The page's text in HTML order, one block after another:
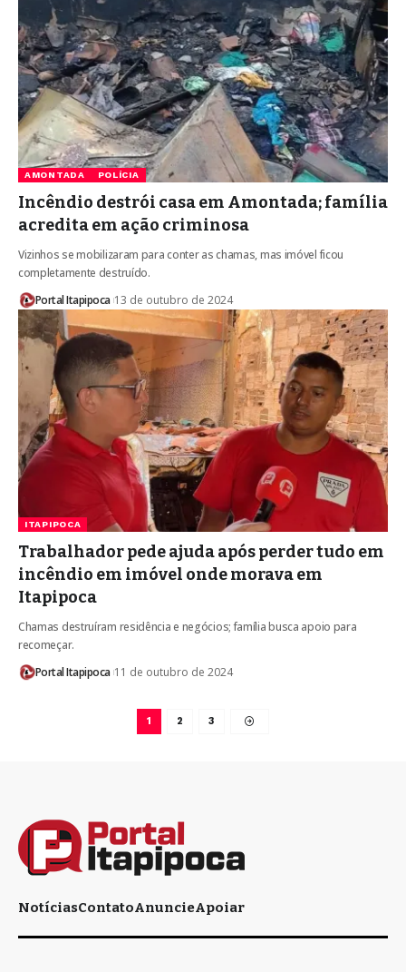
AMONTADA POLÍCIA
Incêndio destrói casa em Amontada; família
acredita em ação criminosa
Vizinhos se mobilizaram para conter as chamas, mas imóvel ficou
completamente destruído.
Portal Itapipoca 13 de outubro de 2024
ITAPIPOCA
Trabalhador pede ajuda após perder tudo em
incêndio em imóvel onde morava em
Itapipoca
Chamas destruíram residência e negócios; família busca apoio para
recomeçar.
Portal Itapipoca 11 de outubro de 2024
1 2 3
NotíciasContatoAnuncieApoiar